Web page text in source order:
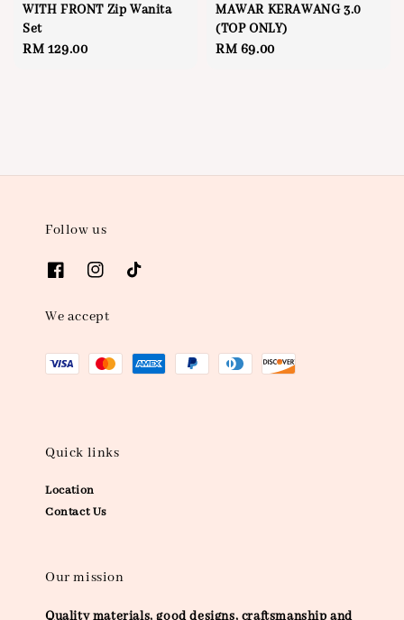
WITH FRONT Zip Wanita
Set
Regular
RM 129.00
MAWAR KERAWANG 3.0
(TOP ONLY)
Regular
RM 69.00
Follow us
We accept
Quick links
Location
Contact Us
Our mission
Quality materials, good designs, craftsmanship and